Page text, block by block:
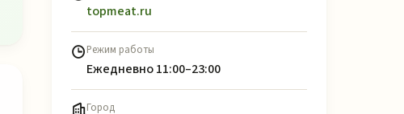
topmeat.ru
Режим работы
Ежедневно 11:00–23:00
Город